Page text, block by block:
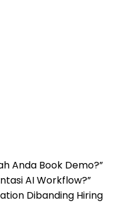
Anda Book Demo?”
AI Workflow?”
Dibanding Hiring